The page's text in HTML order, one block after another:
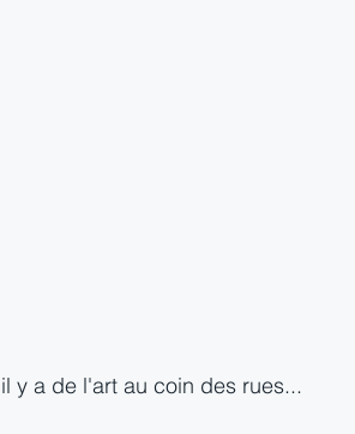
il y a de l'art au coin des rues...